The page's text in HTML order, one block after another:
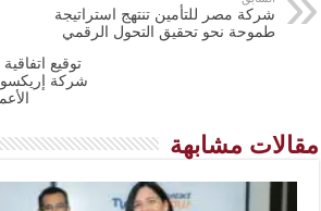
شركة مصر للتأمين تنتهج استراتيجة
طموحة نحو تحقيق التحول الرقمي
توقيع
شركة
مقالات مشابهة